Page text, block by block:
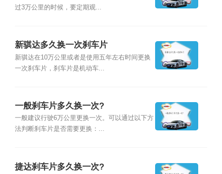
过3万公里的时候，要定期观...
新骐达多久换一次刹车片
新骐达在10万公里或者是使用五年左右时间更换
一次刹车片，刹车片是机动车...
一般刹车片多久换一次?
一般建议行驶6万公里更换一次。可以通过以下方
法判断刹车片是否需要更换：...
捷达刹车片多久换一次?